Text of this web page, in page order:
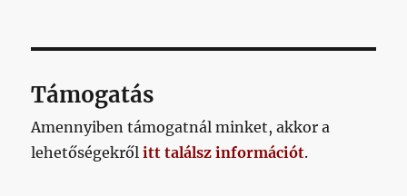
Támogatás
Amennyiben támogatnál minket, akkor a
lehetőségekrőlitt találsz információt.